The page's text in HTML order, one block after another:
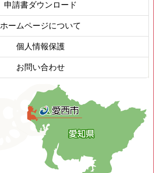
申請書ダウンロード
ホームページについて
個人情報保護
お問い合わせ